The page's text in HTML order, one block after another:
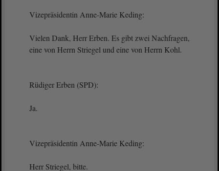
Vizepräsidentin Anne-Marie Keding:
Vielen Dank, Herr Erben. Es gibt zwei Nachfragen,
eine von Herrn Striegel und eine von Herrn Kohl.
Rüdiger Erben (SPD):
Ja.
Vizepräsidentin Anne-Marie Keding:
Herr Striegel, bitte.